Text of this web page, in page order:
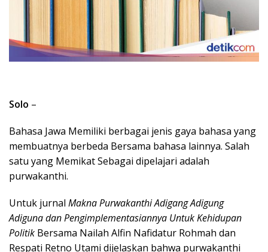
Solo –
Bahasa Jawa Memiliki berbagai jenis gaya bahasa yang
membuatnya berbeda Bersama bahasa lainnya. Salah
satu yang Memikat Sebagai dipelajari adalah
purwakanthi.
Untuk jurnal Makna Purwakanthi Adigang Adigung
Adiguna dan Pengimplementasiannya Untuk Kehidupan
Politik Bersama Nailah Alfin Nafidatur Rohmah dan
Respati Retno Utami dijelaskan bahwa purwakanthi